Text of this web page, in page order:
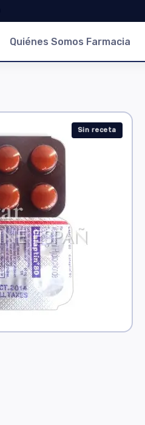
Quiénes Somos Farmacia
Sin receta